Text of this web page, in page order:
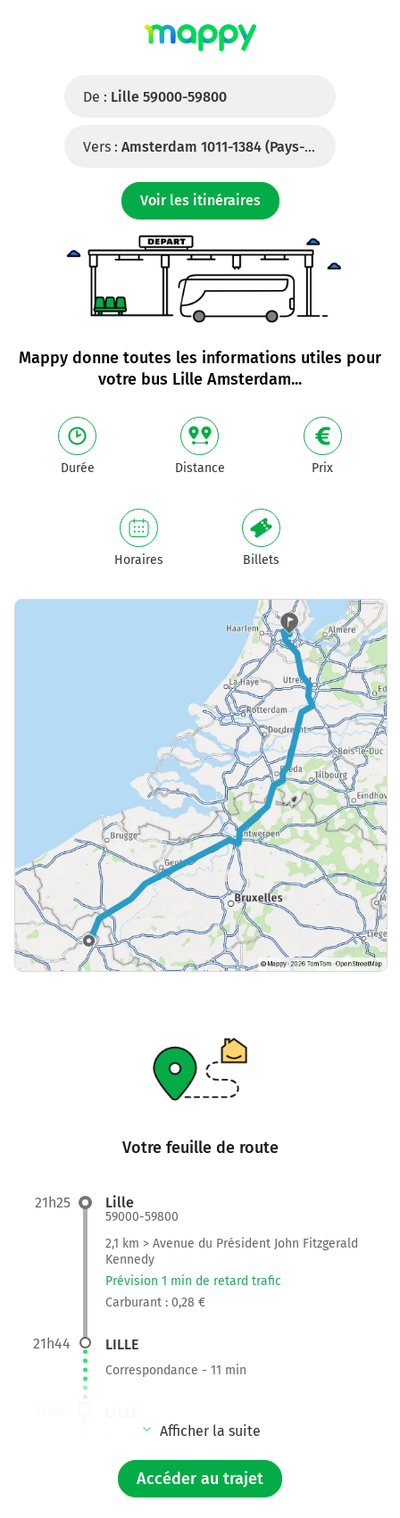
De : Lille 59000-59800
Vers : Amsterdam 1011-1384 (Pays-Bas)
Voir les itinéraires
Mappy donne toutes les informations utiles pour
votre bus Lille Amsterdam...
Durée Distance Prix
Horaires Billets
Votre feuille de route
21h25 Lille
59000-59800
2,1 km > Avenue du Président John Fitzgerald
Kennedy
Prévision 1 min de retard trafic
Carburant : 0,28 €
21h44 LILLE
Correspondance - 11 min
9 h 10 - 78,48 €
AMSTERDAM BIJLMER
Afficher la suite
Accéder au trajet